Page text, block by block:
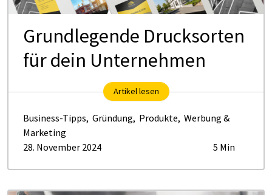
Grundlegende Drucksorten
für dein Unternehmen
Artikel lesen
Business-Tipps, Gründung, Produkte, Werbung &
Marketing
28. November 2024
5 Min